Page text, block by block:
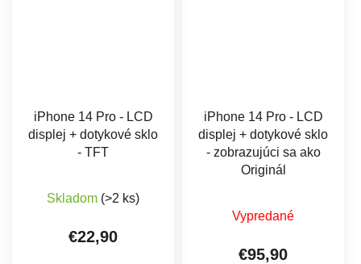
iPhone 14 Pro - LCD
displej + dotykové sklo
- TFT
Skladom (>2 ks)
€22,90
iPhone 14 Pro - LCD
displej + dotykové sklo
- zobrazujúci sa ako
Originál
Vypredané
€95,90